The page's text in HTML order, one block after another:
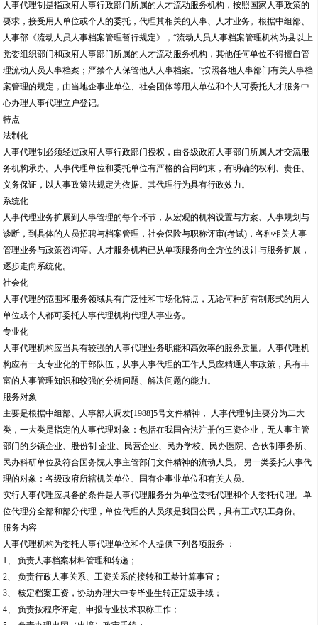
务机构承办。人事代理单位和委托单位有严格的合同约束，有明确的权利、责任、
义务保证，以人事政策法规定为依据。其代理行为具有行政效力。
系统化
人事代理业务扩展到人事管理的每个环节，从宏观的机构设置与方案、人事规划与
诊断，到具体的人员招聘与档案管理，社会保险与职称评审(考试)，各种相关人事
管理业务与政策咨询等。人才服务机构已从单项服务向全方位的设计与服务扩展，
逐步走向系统化。
社会化
人事代理的范围和服务领域具有广泛性和市场化特点，无论何种所有制形式的用人
单位或个人都可委托人事代理机构代理人事业务。
专业化
人事代理机构应当具有较强的人事代理业务职能和高效率的服务质量。人事代理机
构应有一支专业化的干部队伍，从事人事代理的工作人员应精通人事政策，具有丰
富的人事管理知识和较强的分析问题、解决问题的能力。
服务对象
主要是根据中组部、人事部人调发[1988]5号文件精神， 人事代理制主要分为二大
类，一大类是指定的人事代理对象：包括在我国合法注册的三资企业，无人事主管
部门的乡镇企业、股份制 企业、民营企业、民办学校、民办医院、合伙制事务所、
民办科研单位及符合国务院人事主管部门文件精神的流动人员。 另一类委托人事代
理的对象：各级政府所辖机关单位、国有企事业单位和有关人员。
实行人事代理应具备的条件是人事代理服务分为单位委托代理和个人委托代 理。单
位代理分全部和部分代理，单位代理的人员须是我国公民，具有正式职工身份。
服务内容
人事代理机构为委托人事代理单位和个人提供下列各项服务 ：
1、 负责人事档案材料管理和转递；
2、 负责行政人事关系、工资关系的接转和工龄计算事宜；
3、 核定档案工资，协助办理大中专毕业生转正定级手续；
4、 负责按程序评定、申报专业技术职称工作；
5、 负责办理出国（出境）政审手续；
6、 负责党团组织关系的接转和管理；
7、 根据需要按户粮关系管理有关规定代管理户粮关系；
8、 协助人事代理单位研究制订人才发展规划，帮助招聘、引进人才及人才测评；
9、 负责人事代理人员有关人事业务的合同鉴证工作，监督合同的执行；
10、 根据有关政策，办理代理单位和委托个人提出的其它人事方面的业务服务。
人事代理实行契约化管理。双方以合同形式明确各自的权利、义务、承担的责任和
期限。
主要程序
1、单位办理人事委托管理的首先向当地人事代理机构提出申请，填写《人事代理申